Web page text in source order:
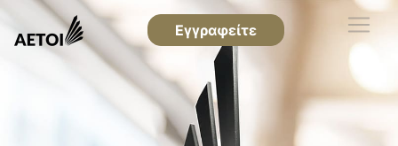
Εγγραφείτε